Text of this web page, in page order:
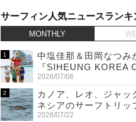
サーフィン人気ニュースランキ
MONTHLY
中塩佳那＆田岡なつみ
『SIHEUNG KOREA
6,000 & LQS』
2026/07/06
カノア、レオ、ジャッ
ネシアのサーフトリッ
ワニと遭遇！
2026/07/22